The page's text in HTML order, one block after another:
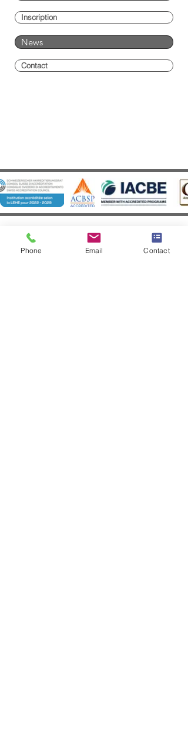
Inscription
News
Contact
Prendre RDV avec le
responsable des admissions
Phone Email Contact